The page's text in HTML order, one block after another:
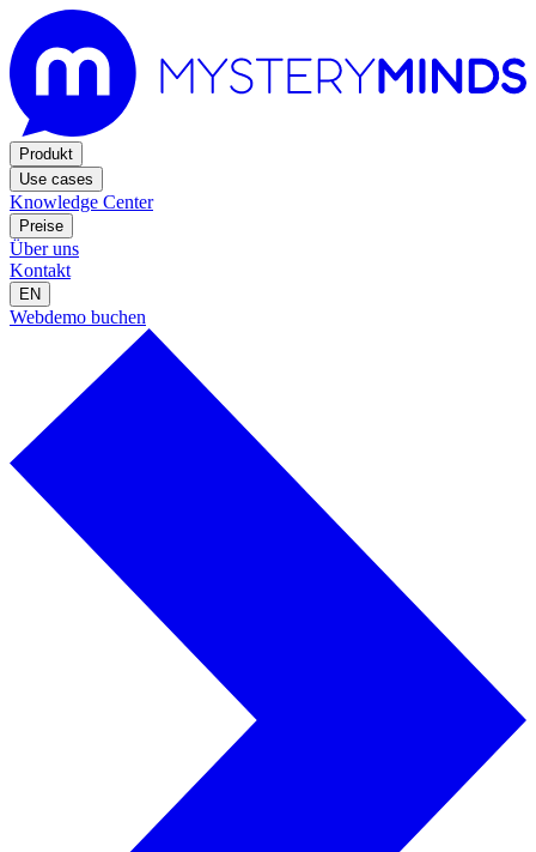
Produkt
Use cases
Knowledge Center
Preise
Über uns
Kontakt
EN
Webdemo buchen